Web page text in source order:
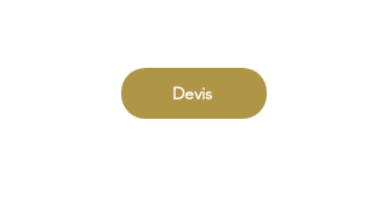
Devis